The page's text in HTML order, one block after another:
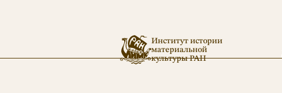
Институт истории
материальной
культуры РАН